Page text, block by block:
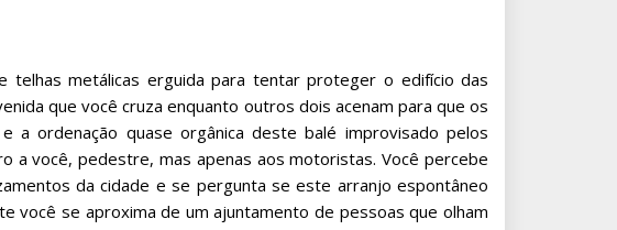
metálicas erguida para tentar proteger o edifício das
que você cruza enquanto outros dois acenam para que os
a ordenação quase orgânica deste balé improvisado pelos
a você, pedestre, mas apenas aos motoristas. Você percebe
da cidade e se pergunta se este arranjo espontâneo
você se aproxima de um ajuntamento de pessoas que olham